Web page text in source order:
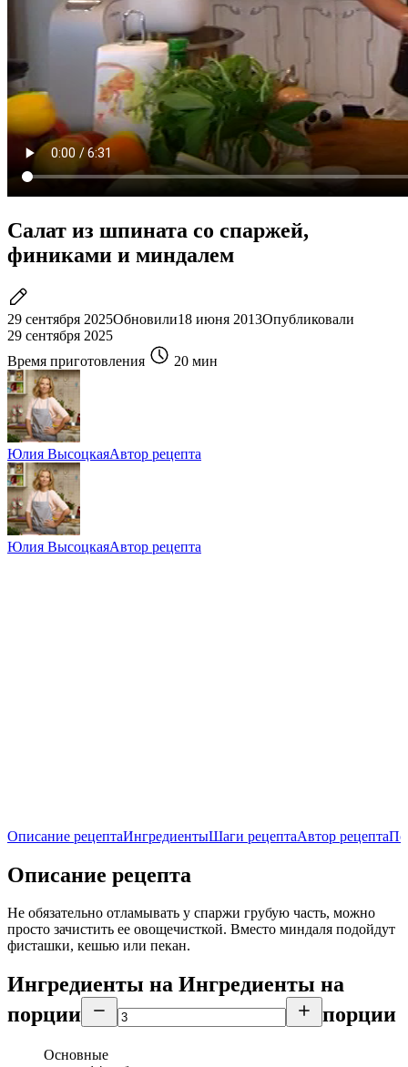
Салат из шпината со спаржей,
финиками и миндалем
29 сентября 2025Обновили18 июня 2013Опубликовали
29 сентября 2025
Время приготовления
20 мин
Юлия ВысоцкаяАвтор рецепта
Юлия ВысоцкаяАвтор рецепта
Описание рецептаИнгредиентыШаги рецептаАвтор рецепта
Описание рецепта
Не обязательно отламывать у спаржи грубую часть, можно
просто зачистить ее овощечисткой. Вместо миндаля подойдут
фисташки, кешью или пекан.
Ингредиенты на Ингредиенты на
порции
порции
Основные